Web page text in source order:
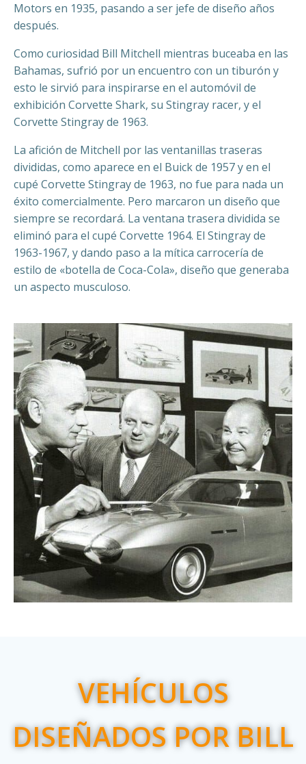
Motors en 1935, pasando a ser jefe de diseño años
después.
Como curiosidad Bill Mitchell mientras buceaba en las
Bahamas, sufrió por un encuentro con un tiburón y
esto le sirvió para inspirarse en el automóvil de
exhibición Corvette Shark, su Stingray racer, y el
Corvette Stingray de 1963.
La afición de Mitchell por las ventanillas traseras
divididas, como aparece en el Buick de 1957 y en el
cupé Corvette Stingray de 1963, no fue para nada un
éxito comercialmente. Pero marcaron un diseño que
siempre se recordará. La ventana trasera dividida se
eliminó para el cupé Corvette 1964. El Stingray de
1963-1967, y dando paso a la mítica carrocería de
estilo de «botella de Coca-Cola», diseño que generaba
un aspecto musculoso.
VEHÍCULOS
DISEÑADOS POR BILL